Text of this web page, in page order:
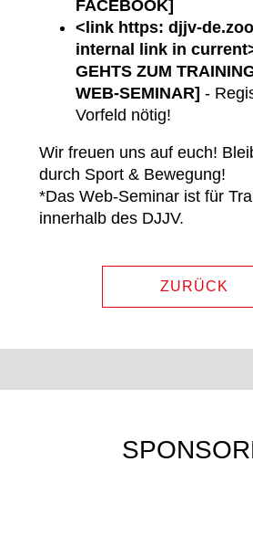
FACEBOOK]
<link https: djjv-
internal link in
GEHTS ZUM
WEB-SEMINAR] -
Vorfeld nötig!
Wir freuen uns auf euch!
durch Sport & Bewegung!
*Das Web-Seminar ist für
innerhalb des DJJV.
ZURÜCK